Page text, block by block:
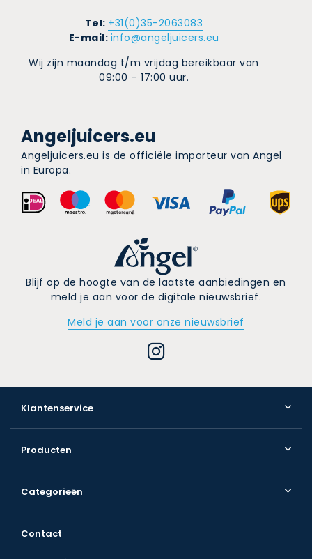
Tel: +31(0)35-2063083
E-mail: info@angeljuicers.eu
Wij zijn maandag t/m vrijdag bereikbaar van
09:00 – 17:00 uur.
Angeljuicers.eu
Angeljuicers.eu is de officiële importeur van Angel
in Europa.
Blijf op de hoogte van de laatste aanbiedingen en
meld je aan voor de digitale nieuwsbrief.
Meld je aan voor onze nieuwsbrief
Klantenservice
Producten
Categorieën
Contact